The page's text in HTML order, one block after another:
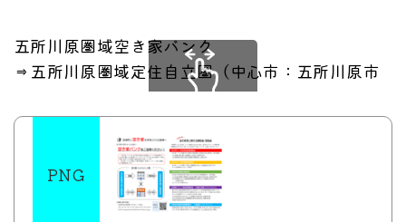
五所川原圏域空き家バンク
⇒五所川原圏域定住自立圏（中心市：五所川原市